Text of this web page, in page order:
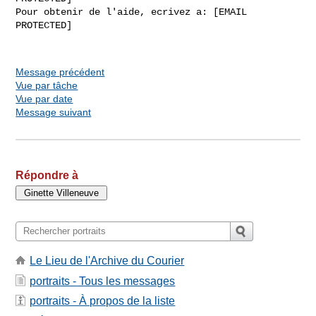
Pour obtenir de l'aide, ecrivez a: [EMAIL
PROTECTED]
Message précédent
Vue par tâche
Vue par date
Message suivant
Répondre à
Le Lieu de l'Archive du Courier
portraits - Tous les messages
portraits - À propos de la liste